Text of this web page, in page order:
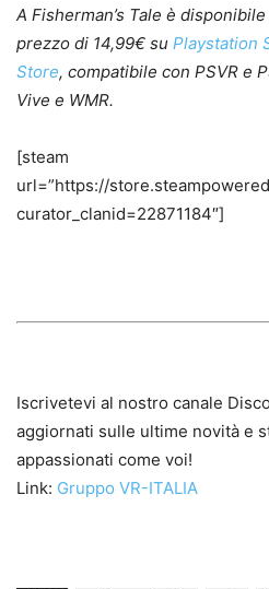
A Fisherman’s Tale è
prezzo di 14,99€ su Playstation
Store, compatibile con PSVR e
Vive e WMR.
[steam
url=”https://
curator_clanid=22871184″]
Iscrivetevi al nostro canale
aggiornati sulle ultime novità e
appassionati come voi!
Link: Gruppo VR-ITALIA